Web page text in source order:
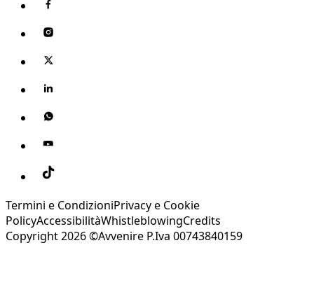
Termini e CondizioniPrivacy e Cookie
PolicyAccessibilitàWhistleblowingCredits
Copyright 2026 ©Avvenire P.Iva 00743840159